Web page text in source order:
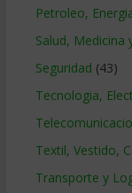
Petroleo,
Salud, Medicina
Seguridad (43)
Tecnologia,
Textil, Vestido,
Transporte y